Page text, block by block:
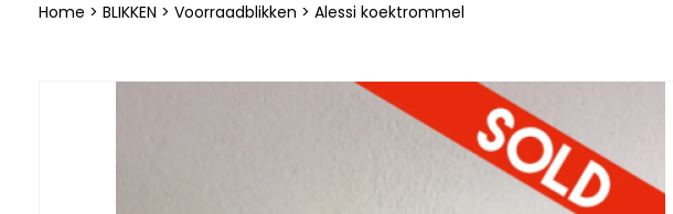
Home > BLIKKEN > Voorraadblikken > Alessi koektrommel